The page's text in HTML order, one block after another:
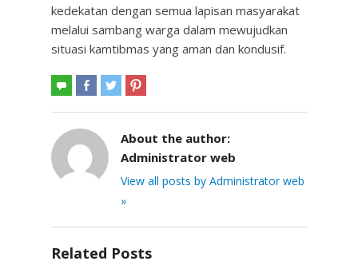
kedekatan dengan semua lapisan masyarakat
melalui sambang warga dalam mewujudkan
situasi kamtibmas yang aman dan kondusif.
About the author:
Administrator web
View all posts by Administrator web
»
Related Posts